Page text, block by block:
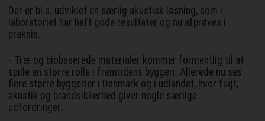
Der er bl.a. udviklet en særlig akustisk løsning, som i
laboratoriet har haft gode resultater og nu afprøves i
praksis.
- Træ og biobaserede materialer kommer formentlig til at
spille en større rolle i fremtidens byggeri. Allerede nu ses
flere større byggerier i Danmark og i udlandet, hvor fugt,
akustik og brandsikkerhed giver nogle særlige
udfordringer.